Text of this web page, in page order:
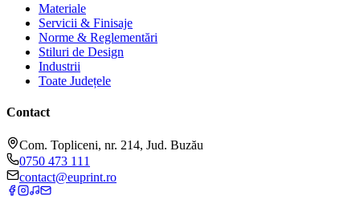
Materiale
Servicii & Finisaje
Norme & Reglementări
Stiluri de Design
Industrii
Toate Județele
Contact
Com. Topliceni, nr. 214, Jud. Buzău
0750 473 111
contact@euprint.ro